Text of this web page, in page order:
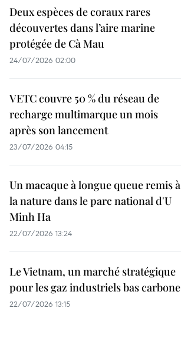
Deux espèces de coraux rares
découvertes dans l’aire marine
protégée de Cà Mau
24/07/2026 02:00
VETC couvre 50 % du réseau de
recharge multimarque un mois
après son lancement
23/07/2026 04:15
Un macaque à longue queue remis à
la nature dans le parc national d'U
Minh Ha
22/07/2026 13:24
Le Vietnam, un marché stratégique
pour les gaz industriels bas carbone
22/07/2026 13:15